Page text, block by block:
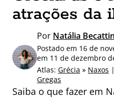
s
p
o
:
atrações da
Por Natália
Postado em 16 de
em 11 de dezembro
Atlas: Grécia » Naxos
Gregas
Saiba o que fazer em